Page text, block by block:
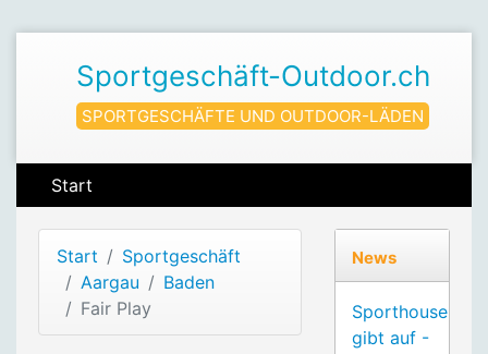
Sportgeschäft-Outdoor.ch
SPORTGESCHÄFTE UND OUTDOOR-LÄDEN
Start
Start
Sportgeschäft
Aargau
Baden
Fair Play
News
Sporthouse
gibt auf -